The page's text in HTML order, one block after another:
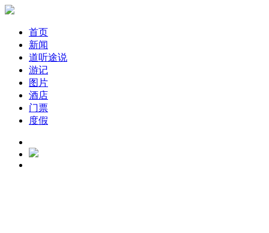
首页
新闻
道听途说
游记
图片
酒店
门票
度假